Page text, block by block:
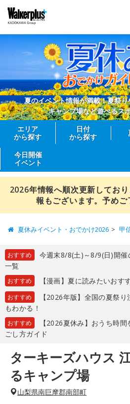
夏のイベント情報が満載！夏祭
キャンプ場など遊べるス
エリア
から探す
日付
から探す
今日開催
イベント
2026年情報へ順次更新してお
報もございます。予めご
夏休みイベント・おでかけ2026 甲
おすすめ
今週末8/8(土)～8/9(日)開催
一覧
おすすめ 【漫画】夏に読みたいおす
おすすめ
【2026年版】全国の夏祭
もわかる！
おすすめ
【2026夏休み】おうち時
ごし方ガイド
ターキーズハウス
るキャンプ場
山梨県南巨摩郡南部町